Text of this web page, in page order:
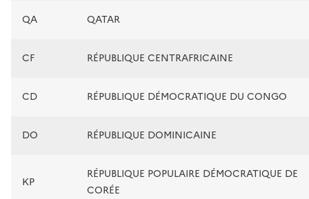
QA QATAR
CF RÉPUBLIQUE CENTRAFRICAINE
CD RÉPUBLIQUE DÉMOCRATIQUE DU CONGO
DO RÉPUBLIQUE DOMINICAINE
KP
RÉPUBLIQUE POPULAIRE DÉMOCRATIQUE DE
CORÉE